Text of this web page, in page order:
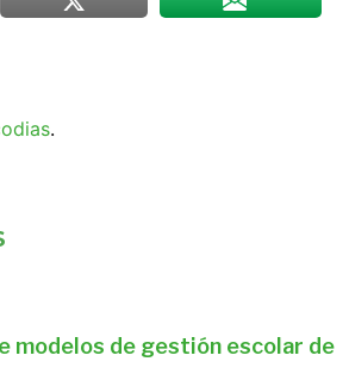
.
modelos de gestión escolar de